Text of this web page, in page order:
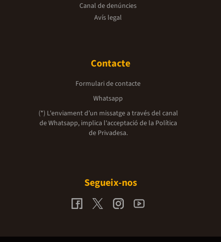
Canal de denúncies
Avís legal
Contacte
Formulari de contacte
Whatsapp
(*) L'enviament d’un missatge a través del canal
de Whatsapp, implica l'acceptació de la Política
de Privadesa.
Segueix-nos